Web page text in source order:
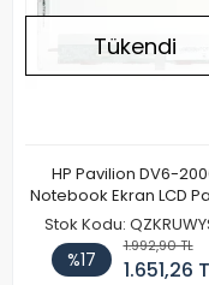
Tükendi
HP Pavilion DV6-
Notebook Ekran LCD
(Kalın Kasa)
Stok Kodu:
%17
1.992,90 TL
1.651,26